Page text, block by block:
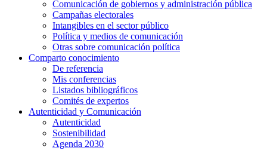
Comunicación de gobiernos y administración pública
Campañas electorales
Intangibles en el sector público
Política y medios de comunicación
Otras sobre comunicación política
Comparto conocimiento
De referencia
Mis conferencias
Listados bibliográficos
Comités de expertos
Autenticidad y Comunicación
Autenticidad
Sostenibilidad
Agenda 2030